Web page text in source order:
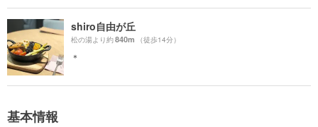
shiro自由が丘
松の湯より約840m （徒歩14分）
＊
基本情報